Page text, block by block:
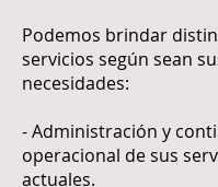
Podemos brindar
servicios según sean
necesidades:
- Administración y
operacional de sus
actuales.